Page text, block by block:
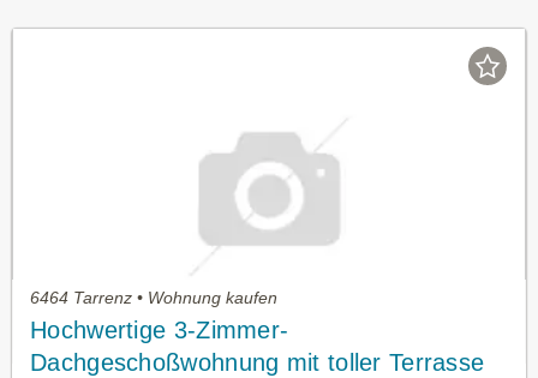
6464 Tarrenz • Wohnung kaufen
Hochwertige 3-Zimmer-
Dachgeschoßwohnung mit toller Terrasse